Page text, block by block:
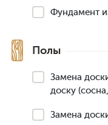
Фундамент
Полы
Замена
доску
Замена